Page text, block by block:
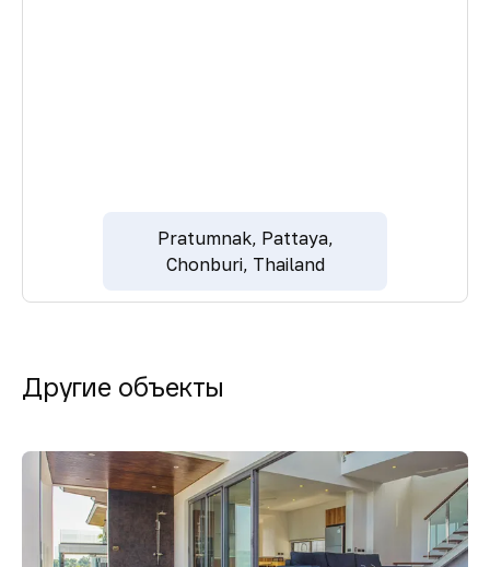
Pratumnak, Pattaya,
Chonburi, Thailand
Другие объекты